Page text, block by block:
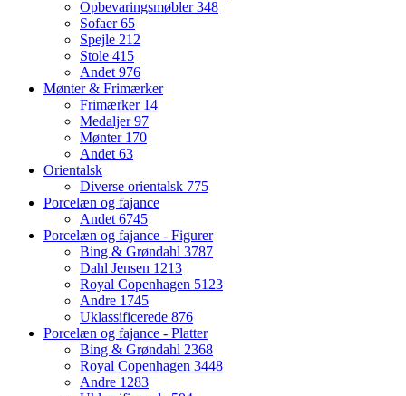
Opbevaringsmøbler348
Sofaer65
Spejle 212
Stole 415
Andet 976
Mønter & Frimærker
Frimærker 14
Medaljer97
Mønter 170
Andet 63
Orientalsk
Diverse orientalsk 775
Porcelæn og fajance
Andet 6745
Porcelæn og fajance - Figurer
Bing & Grøndahl 3787
Dahl Jensen 1213
Royal Copenhagen 5123
Andre 1745
Uklassificerede 876
Porcelæn og fajance - Platter
Bing & Grøndahl 2368
Royal Copenhagen 3448
Andre 1283